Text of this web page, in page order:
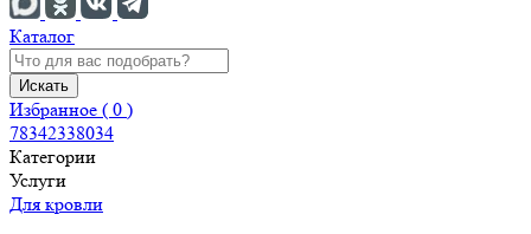
Каталог
Искать
Избранное ( 0 )
78342338034
Категории
Услуги
Для кровли